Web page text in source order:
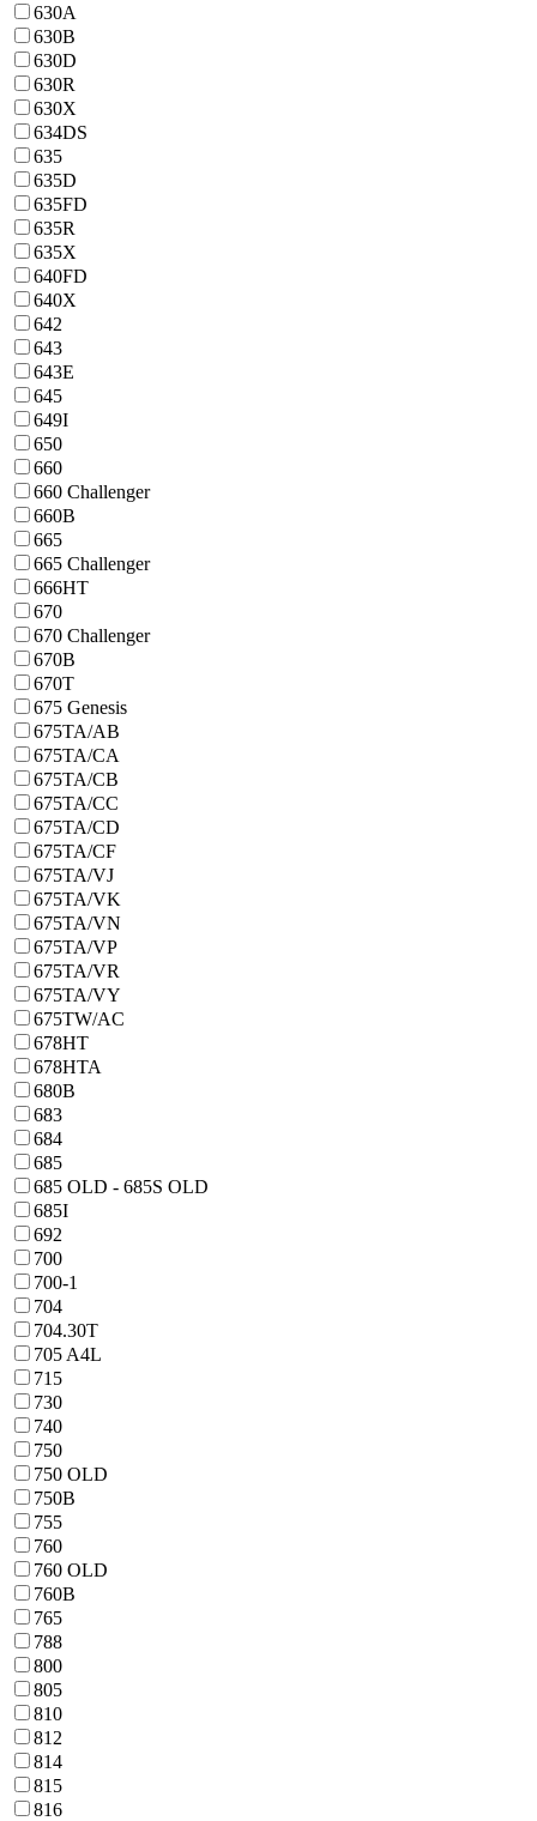
630A
630B
630D
630R
630X
634DS
635
635D
635FD
635R
635X
640FD
640X
642
643
643E
645
649I
650
660
660 Challenger
660B
665
665 Challenger
666HT
670
670 Challenger
670B
670T
675 Genesis
675TA/AB
675TA/CA
675TA/CB
675TA/CC
675TA/CD
675TA/CF
675TA/VJ
675TA/VK
675TA/VN
675TA/VP
675TA/VR
675TA/VY
675TW/AC
678HT
678HTA
680B
683
684
685
685 OLD - 685S OLD
685I
692
700
700-1
704
704.30T
705 A4L
715
730
740
750
750 OLD
750B
755
760
760 OLD
760B
765
788
800
805
810
812
814
815
816